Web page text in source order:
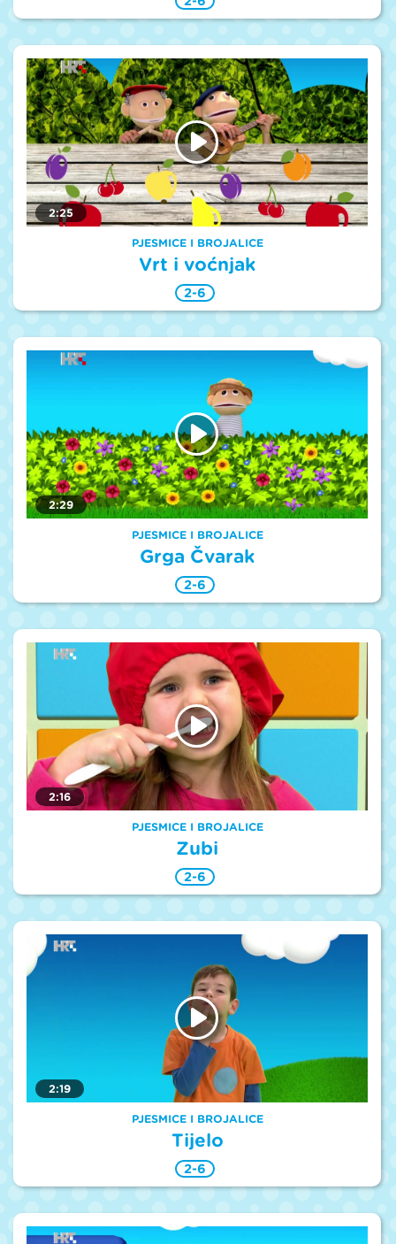
2:25
PJESMICE I BROJALICE
Vrt i voćnjak
2-6
2:29
PJESMICE I BROJALICE
Grga Čvarak
2-6
2:16
PJESMICE I BROJALICE
Zubi
2-6
2:19
PJESMICE I BROJALICE
Tijelo
2-6